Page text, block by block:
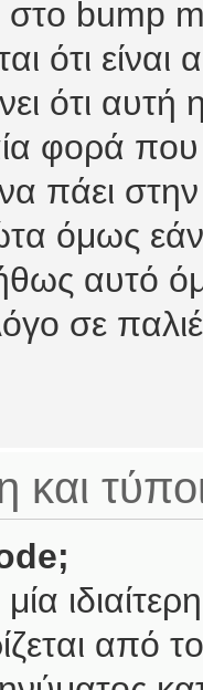
bump
ότι
ότι αυτή
φορά που
πάει
όμως εάν
αυτό
σε
και
μία
από